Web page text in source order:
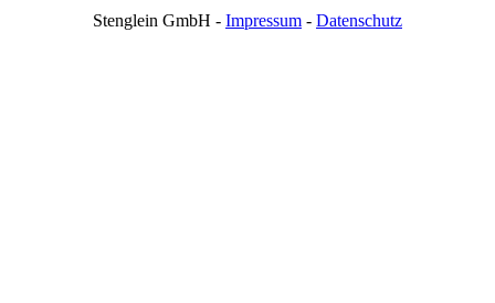
Stenglein GmbH - Impressum - Datenschutz